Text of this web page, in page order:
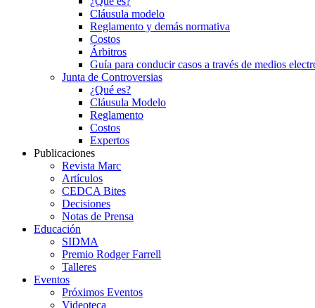
Cláusula modelo
Reglamento y demás normativa
Costos
Árbitros
Guía para conducir casos a través de medios
Junta de Controversias
¿Qué es?
Cláusula Modelo
Reglamento
Costos
Expertos
Publicaciones
Revista Marc
Artículos
CEDCA Bites
Decisiones
Notas de Prensa
Educación
SIDMA
Premio Rodger Farrell
Talleres
Eventos
Próximos Eventos
Videoteca